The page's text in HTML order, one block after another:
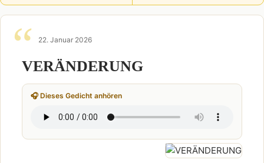
22. Januar 2026
VERÄNDERUNG
🎧 Dieses Gedicht anhören